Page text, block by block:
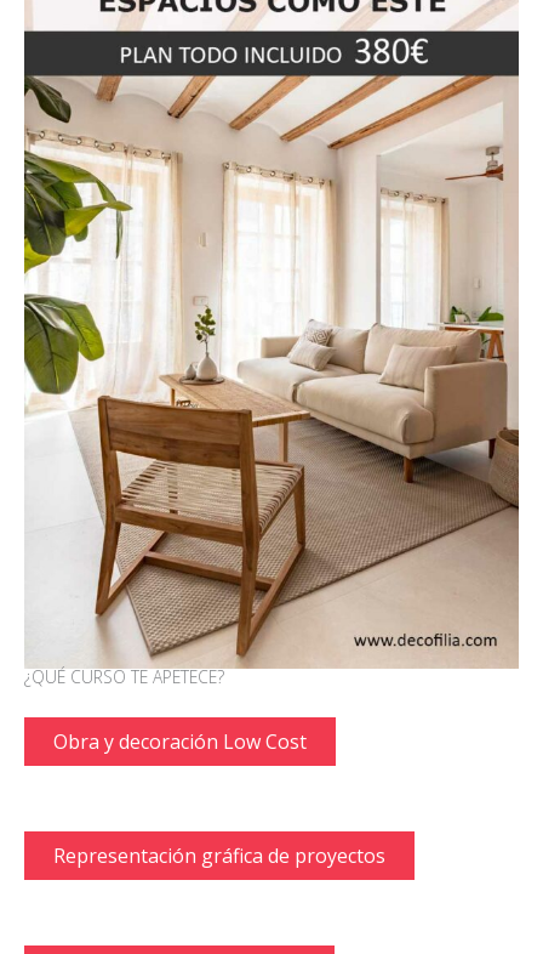
¿QUÉ CURSO TE APETECE?
Obra y decoración Low Cost
Representación gráfica de proyectos